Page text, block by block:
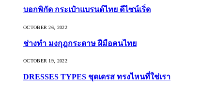
บอกพิกัด กระเป๋าแบรนด์ไทย ดีไซน์เริ่ด
OCTOBER 26, 2022
ช่างทำ มงกุฎกระดาษ ฝีมือคนไทย
OCTOBER 19, 2022
DRESSES TYPES ชุดเดรส ทรงไหนที่ใช่เรา